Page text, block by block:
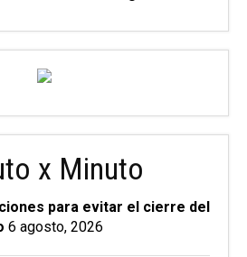
x Minuto
para evitar el cierre del
6 agosto, 2026